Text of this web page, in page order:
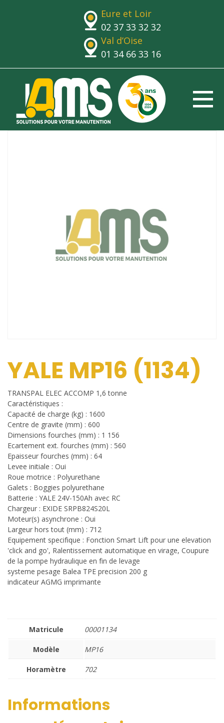
Eure et Loir
02 37 33 32 32
Val d’Oise
01 34 66 33 16
YALE MP16 (1134)
TRANSPAL ELEC ACCOMP 1,6 tonne
Caractéristiques :
Capacité de charge (kg) : 1600
Centre de gravite (mm) : 600
Dimensions fourches (mm) : 1 156
Ecartement ext. fourches (mm) : 560
Epaisseur fourches (mm) : 64
Levee initiale : Oui
Roue motrice : Polyurethane
Galets : Boggies polyurethane
Batterie : YALE 24V-150Ah avec RC
Chargeur : EXIDE SRPB824S20L
Moteur(s) asynchrone : Oui
Largeur hors tout (mm) : 712
Equipement specifique : Fonction Smart Lift pour une elevation
'click and go', Ralentissement automatique en virage, Coupure
de la pompe hydraulique en fin de levage
systeme pesage Balea TPE precision 200 g
indicateur AGMG imprimante
Matricule 00001134
Modèle MP16
Horamètre 702
Informations